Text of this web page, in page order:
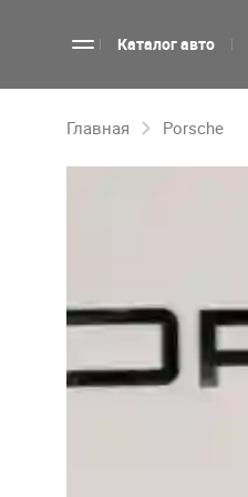
Каталог авто
Главная Porsche